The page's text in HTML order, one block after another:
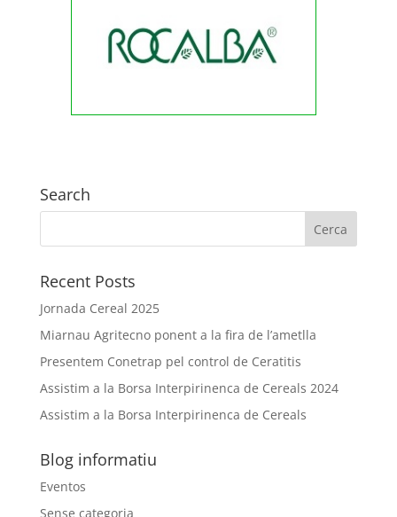
Search
Recent Posts
Jornada Cereal 2025
Miarnau Agritecno ponent a la fira de l’ametlla
Presentem Conetrap pel control de Ceratitis
Assistim a la Borsa Interpirinenca de Cereals 2024
Assistim a la Borsa Interpirinenca de Cereals
Blog informatiu
Eventos
Sense categoria